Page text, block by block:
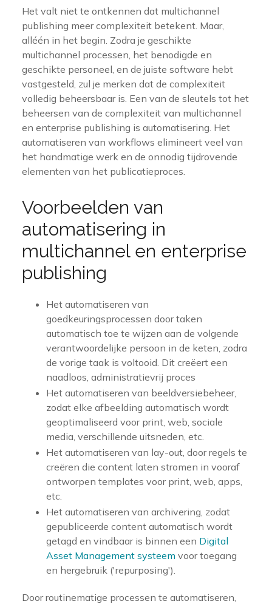
Het valt niet te ontkennen dat multichannel
publishing meer complexiteit betekent. Maar,
alléén in het begin. Zodra je geschikte
multichannel processen, het benodigde en
geschikte personeel, en de juiste software hebt
vastgesteld, zul je merken dat de complexiteit
volledig beheersbaar is. Een van de sleutels tot het
beheersen van de complexiteit van multichannel
en enterprise publishing is automatisering. Het
automatiseren van workflows elimineert veel van
het handmatige werk en de onnodig tijdrovende
elementen van het publicatieproces.
Voorbeelden van
automatisering in
multichannel en enterprise
publishing
Het automatiseren van
goedkeuringsprocessen door taken
automatisch toe te wijzen aan de volgende
verantwoordelijke persoon in de keten, zodra
de vorige taak is voltooid. Dit creëert een
naadloos, administratievrij proces
Het automatiseren van beeldversiebeheer,
zodat elke afbeelding automatisch wordt
geoptimaliseerd voor print, web, sociale
media, verschillende uitsneden, etc.
Het automatiseren van lay-out, door regels te
creëren die content laten stromen in vooraf
ontworpen templates voor print, web, apps,
etc.
Het automatiseren van archivering, zodat
gepubliceerde content automatisch wordt
getagd en vindbaar is binnen een Digital
Asset Management systeem voor toegang
en hergebruik ('repurposing').
Door routinematige processen te automatiseren,